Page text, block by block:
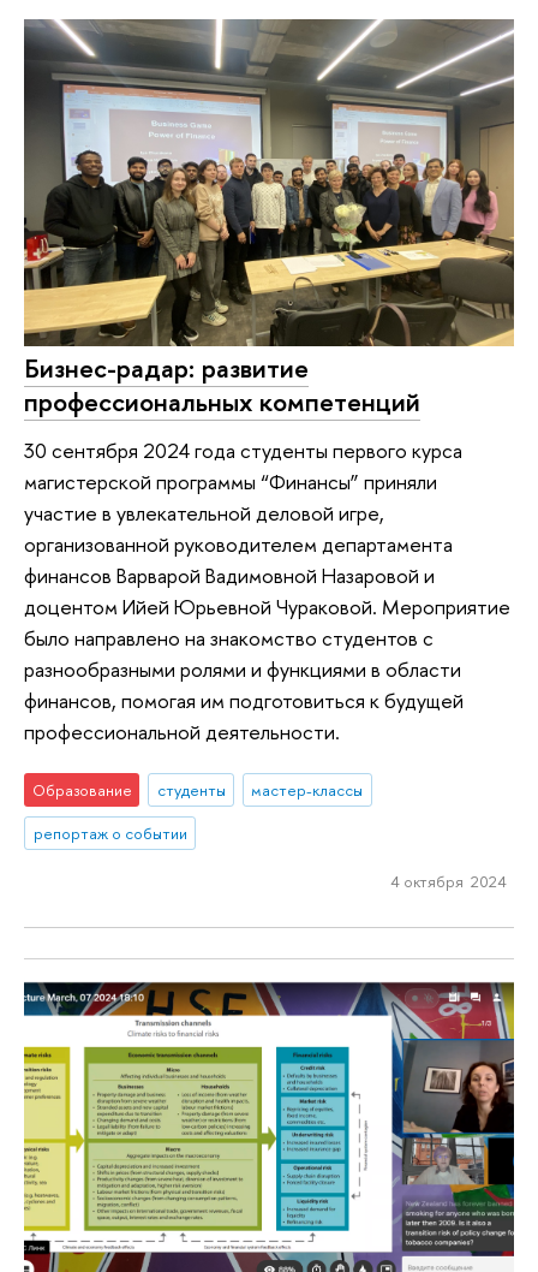
Бизнес-радар: развитие
профессиональных компетенций
30 сентября 2024 года студенты первого курса
магистерской программы “Финансы” приняли
участие в увлекательной деловой игре,
организованной руководителем департамента
финансов Варварой Вадимовной Назаровой и
доцентом Ийей Юрьевной Чураковой. Мероприятие
было направлено на знакомство студентов с
разнообразными ролями и функциями в области
финансов, помогая им подготовиться к будущей
профессиональной деятельности.
Образование студенты
мастер-классы
репортаж о событии
4 октября 2024